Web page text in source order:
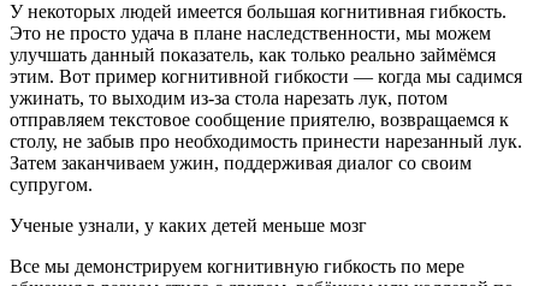
У некоторых людей имеется большая когнитивная гибкость.
Это не просто удача в плане наследственности, мы можем
улучшать данный показатель, как только реально займёмся
этим. Вот пример когнитивной гибкости — когда мы садимся
ужинать, то выходим из-за стола нарезать лук, потом
отправляем текстовое сообщение приятелю, возвращаемся к
столу, не забыв про необходимость принести нарезанный лук.
Затем заканчиваем ужин, поддерживая диалог со своим
супругом.
Ученые узнали, у каких детей меньше мозг
Все мы демонстрируем когнитивную гибкость по мере